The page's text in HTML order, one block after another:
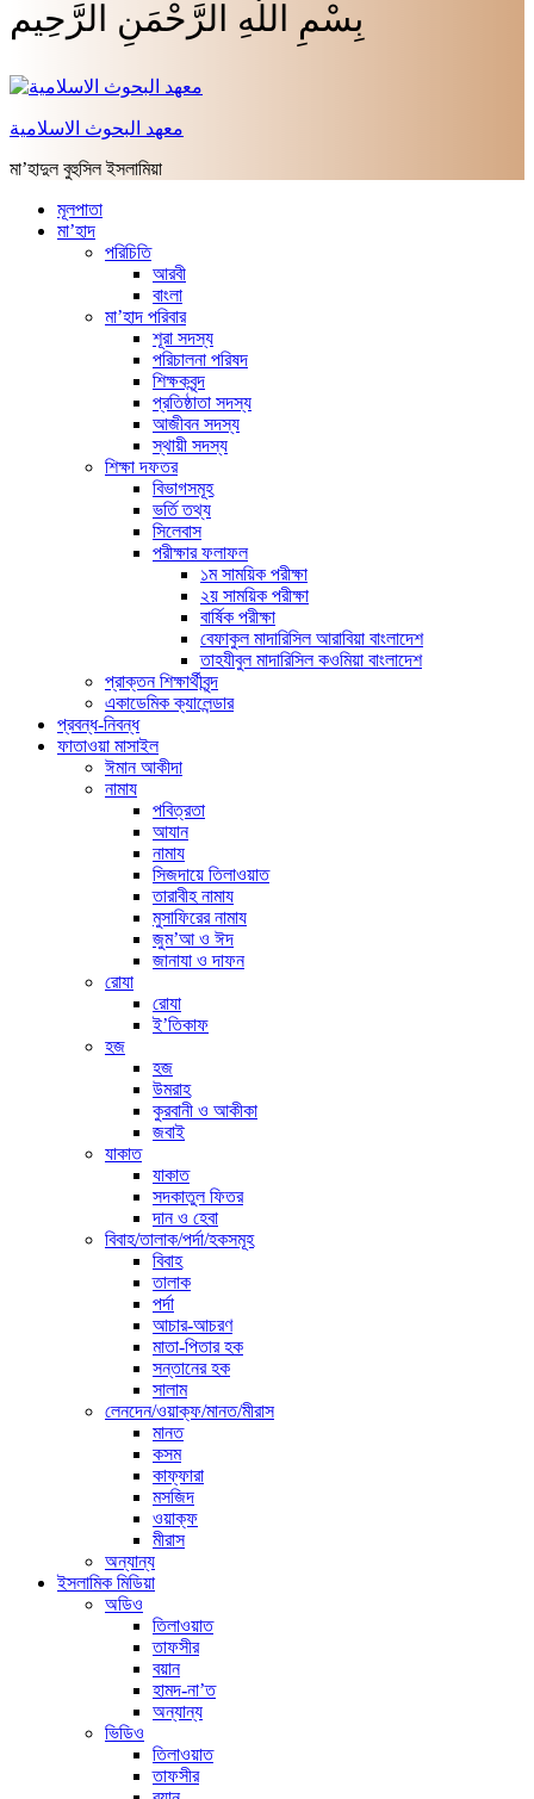
بِسْمِ اللَّهِ الرَّحْمَنِ الرَّحِيم
معهد البحوث الاسلامية
মা’হাদুল বুহুসিল ইসলামিয়া
মূলপাতা
মা’হাদ
পরিচিতি
আরবী
বাংলা
মা’হাদ পরিবার
শূরা সদস্য
পরিচালনা পরিষদ
শিক্ষকবৃন্দ
প্রতিষ্ঠাতা সদস্য
আজীবন সদস্য
স্থায়ী সদস্য
শিক্ষা দফতর
বিভাগসমূহ
ভর্তি তথ্য
সিলেবাস
পরীক্ষার ফলাফল
১ম সাময়িক পরীক্ষা
২য় সাময়িক পরীক্ষা
বার্ষিক পরীক্ষা
বেফাকুল মাদারিসিল আরাবিয়া বাংলাদেশ
তাহযীবুল মাদারিসিল কওমিয়া বাংলাদেশ
প্রাক্তন শিক্ষার্থীবৃন্দ
একাডেমিক ক্যালেন্ডার
প্রবন্ধ-নিবন্ধ
ফাতাওয়া মাসাইল
ঈমান আকীদা
নামায
পবিত্রতা
আযান
নামায
সিজদায়ে তিলাওয়াত
তারাবীহ নামায
মুসাফিরের নামায
জুম’আ ও ঈদ
জানাযা ও দাফন
রোযা
রোযা
ই’তিকাফ
হজ
হজ
উমরাহ
কুরবানী ও আকীকা
জবাই
যাকাত
যাকাত
সদকাতুল ফিতর
দান ও হেবা
বিবাহ/তালাক/পর্দা/হকসমূহ
বিবাহ
তালাক
পর্দা
আচার-আচরণ
মাতা-পিতার হক
সন্তানের হক
সালাম
লেনদেন/ওয়াক্ফ/মানত/মীরাস
মানত
কসম
কাফ্ফারা
মসজিদ
ওয়াক্ফ
মীরাস
অন্যান্য
ইসলামিক মিডিয়া
অডিও
তিলাওয়াত
তাফসীর
বয়ান
হামদ-না’ত
অন্যান্য
ভিডিও
তিলাওয়াত
তাফসীর